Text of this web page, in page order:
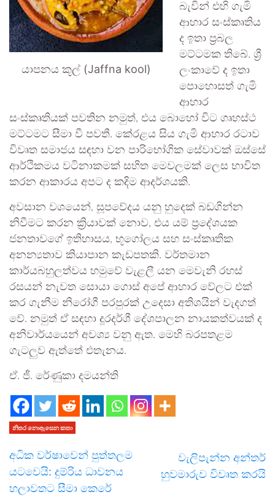
යාපනය කූල් (Jaffna kool)
බැවින් එහි ගැමි
ආහාර සංස්කෘතිය
ද ඉතා ප්‍රබල
මට්ටමක තිබේ. ශ්‍රී
ලංකාවේ ද ඉතා
පොහොසත් ගැමි
ආහාර
සංස්කෘතියක් පවතින නමුත්, එය බොහෝ විට ගෘහස්ථ
මට්ටමට සීමා වී පවතී. කේරළය සිය ගැමි ආහාර රටාව
විවෘත සමාජය සඳහා වන පාරිභෝගික සේවාවක් ඔස්සේ
ආර්ථිකමය වටිනාකමක් සහිත මෙවලමක් ලෙස භාවිත
කරන ආකාරය අපට ද කදිම ආදර්ශයකි.
අවසාන වශයෙන්, සූපවේදය යනු හුදෙක් බඩගින්න
නිවීමට කරන ක්‍රියාවක් නොව, එය යම් ප්‍රදේශයක
ජනතාවගේ ඉතිහාසය, භූගෝලය සහ සංස්කෘතික
අනන්‍යතාව කියාපාන කැඩපතකි. වර්තමාන
කාර්යබහුලත්වය හමුවේ වැළලී යන මෙවැනි රහස්
රසයන් නැවත සොයා ගොස් අපේ ආහාර වේලට එක්
කර ගැනීම නිරෝගී පරපුරක් උදෙසා අතිශයින් වැදගත්
වේ. නමුත් ඒ සඳහා දූරදර්ශී දේශපාලන නායකත්වයක් ද
අනිවාර්යයෙන් අවශ්‍ය වනු ඇත. මෙහි බරපතළම
ගැටලුව ඇත්තේ එතැනය.
ඒ. ජී. රේණුකා දමයන්ති
නිතර නොඇසෙන කතා
අධික වර්ෂාවෙන් පුත්තලම
යටවෙයි: දුම්රිය ධාවනය
හලාවතට සීමා කෙරේ
වැලිපැන්න අන්තර්
හුවමාරුව විවෘත කරයි